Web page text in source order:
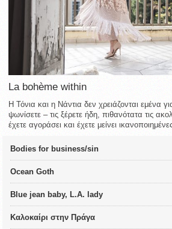
La bohème within
Η Τόνια και η Νάντια δεν χρειάζονται εμένα
ψωνίσετε – τις ξέρετε ήδη, πιθανότατα τις
έχετε αγοράσει και έχετε μείνει
Bodies for business/sin
Ocean Goth
Blue jean baby, L.A. lady
Καλοκαίρι στην Πράγα